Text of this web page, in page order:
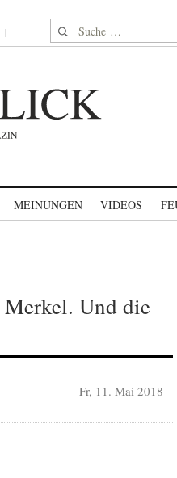
Suche nach:
MEINUNGEN VIDEOS
Und die
Fr, 11. Mai 2018